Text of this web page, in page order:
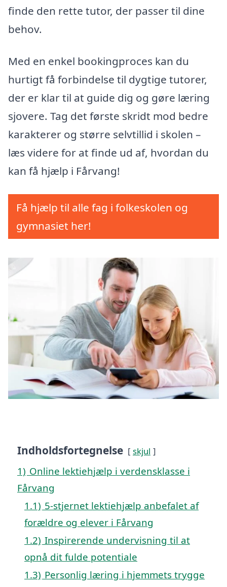
finde den rette tutor, der passer til dine
behov.
Med en enkel bookingproces kan du
hurtigt få forbindelse til dygtige tutorer,
der er klar til at guide dig og gøre læring
sjovere. Tag det første skridt mod bedre
karakterer og større selvtillid i skolen –
læs videre for at finde ud af, hvordan du
kan få hjælp i Fårvang!
Få hjælp til alle fag i folkeskolen og
gymnasiet her!
Indholdsfortegnelse skjul
1) Online lektiehjælp i verdensklasse i
Fårvang
1.1) 5-stjernet lektiehjælp anbefalet af
forældre og elever i Fårvang
1.2) Inspirerende undervisning til at
opnå dit fulde potentiale
1.3) Personlig læring i hjemmets trygge